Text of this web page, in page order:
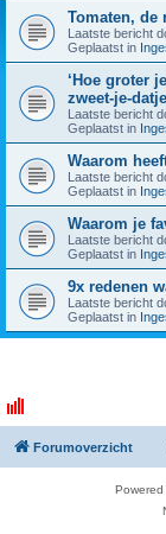
Tomaten, de
Laatste bericht
Geplaatst in
‘Hoe groter
zweet-je-
Laatste bericht
Geplaatst in
Waarom
Laatste bericht
Geplaatst in
Waarom je
Laatste bericht
Geplaatst in
9x redenen
Laatste bericht
Geplaatst in
Forumoverzicht
Powered